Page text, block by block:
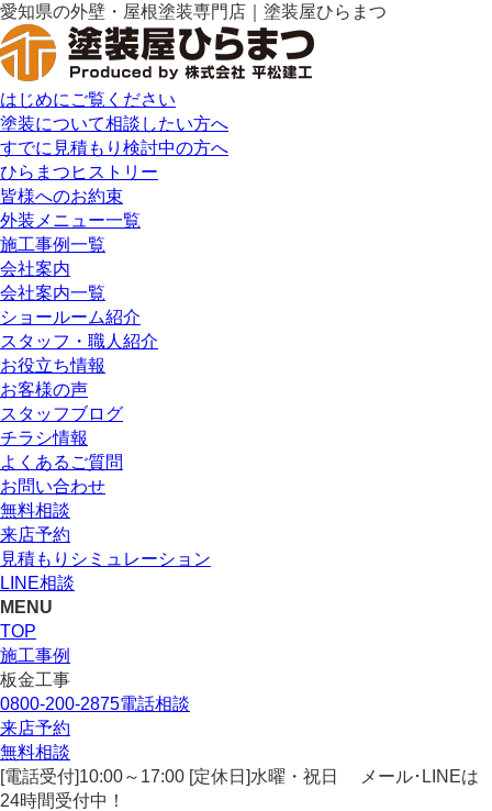
愛知県の外壁・屋根塗装専門店｜塗装屋ひらまつ
はじめにご覧ください
塗装について相談したい方へ
すでに見積もり検討中の方へ
ひらまつヒストリー
皆様へのお約束
外装メニュー一覧
施工事例一覧
会社案内
会社案内一覧
ショールーム紹介
スタッフ・職人紹介
お役立ち情報
お客様の声
スタッフブログ
チラシ情報
よくあるご質問
お問い合わせ
無料相談
来店予約
見積もりシミュレーション
LINE相談
MENU
TOP
施工事例
板金工事
0800-200-2875電話相談
来店予約
無料相談
[電話受付]10:00～17:00 [定休日]水曜・祝日
メール･LINEは
24時間受付中！